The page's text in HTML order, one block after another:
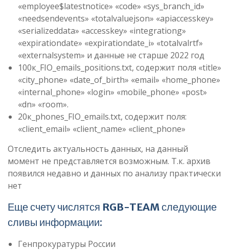
«employee$latestnotice» «code» «sys_branch_id»
«needsendevents» «totalvaluejson» «apiaccesskey»
«serializeddata» «accesskey» «integrationg»
«expirationdate» «expirationdate_i» «totalvalrtf»
«externalsystem» и данные не старше 2022 год
100к_FIO_emails_positions.txt, содержит поля «title»
«city_phone» «date_of_birth» «email» «home_phone»
«internal_phone» «login» «mobile_phone» «post»
«dn» «room».
20к_phones_FIO_emails.txt, содержит поля:
«client_email» «client_name» «client_phone»
Отследить актуальность данных, на данный
момент не представляется возможным. Т.к. архив
появился недавно и данных по анализу практически
нет
Еще счету числятся RGB-TEAMследующие
сливы информации:
Генпрокуратуры России